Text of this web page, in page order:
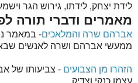
לידת יצחק, לידתו, גירוש הגר
מאמרים ודברי תורה
אברהם שרה והמלאכים- במאמר
ממעשי אברהם ושרה לאנשים
הזהרו מן הצבועים - צביעותו של
עצמו כנקי וצדיק.